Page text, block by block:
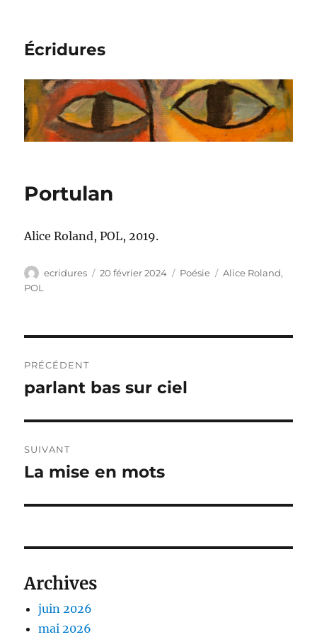
Écridures
Portulan
Alice Roland, POL, 2019.
Auteur
ecridures
Publié
20 février 2024 Catégories
Poésie Étiquettes
Alice Roland,
POL
de
PRÉCÉDENT
Publication
parlant bas sur ciel
SUIVANT
Publication
La mise en mots
Archives
juin 2026
mai 2026